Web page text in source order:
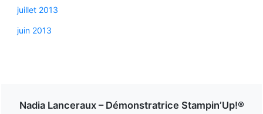
juillet 2013
juin 2013
Nadia Lanceraux – Démonstratrice Stampin’Up!®